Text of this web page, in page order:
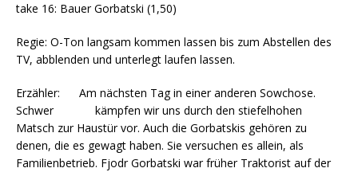
take 16: Bauer Gorbatski (1,50)
Regie: O-Ton langsam kommen lassen bis zum Abstellen des
TV, abblenden und unterlegt laufen lassen.
Erzähler: Am nächsten Tag in einer anderen Sowchose.
Schwer kämpfen wir uns durch den stiefelhohen
Matsch zur Haustür vor. Auch die Gorbatskis gehören zu
denen, die es gewagt haben. Sie versuchen es allein, als
Familienbetrieb. Fjodr Gorbatski war früher Traktorist auf der